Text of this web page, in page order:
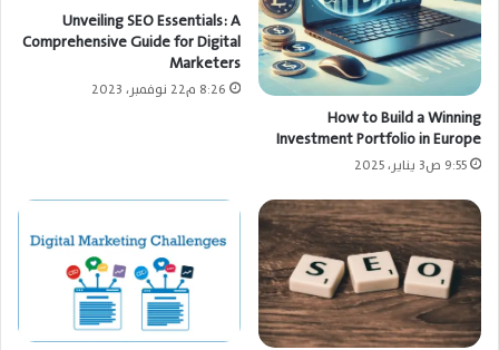
How to Build a Winning
Investment Portfolio in Europe
9:55 ص3 يناير، 2025
Unveiling SEO Essentials: A
Comprehensive Guide for Digital
Marketers
8:26 م22 نوفمبر، 2023